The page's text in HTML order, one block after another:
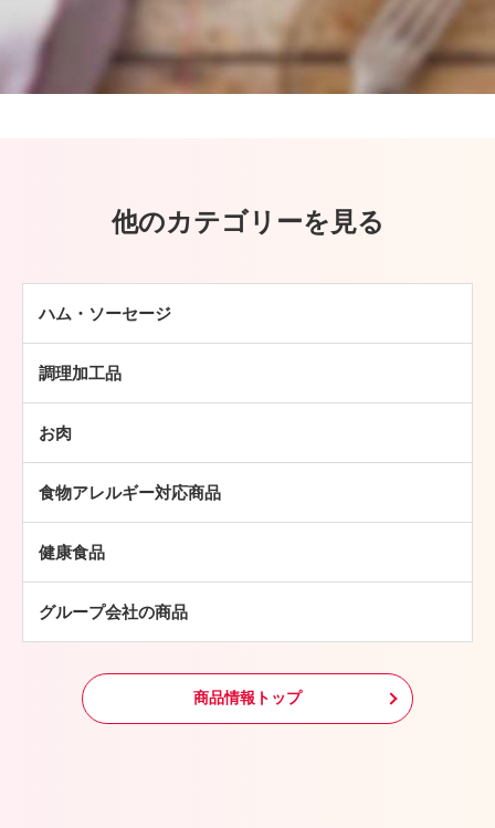
他のカテゴリーを見る
ハム・ソーセージ
ソーセージ
その他
調理加工品
チキン加工品
パン・ピザ
常温食品
冷凍食品
その他
お肉
鶏肉
食物アレルギー対応商品
健康食品
グループ会社の商品
商品情報トップ